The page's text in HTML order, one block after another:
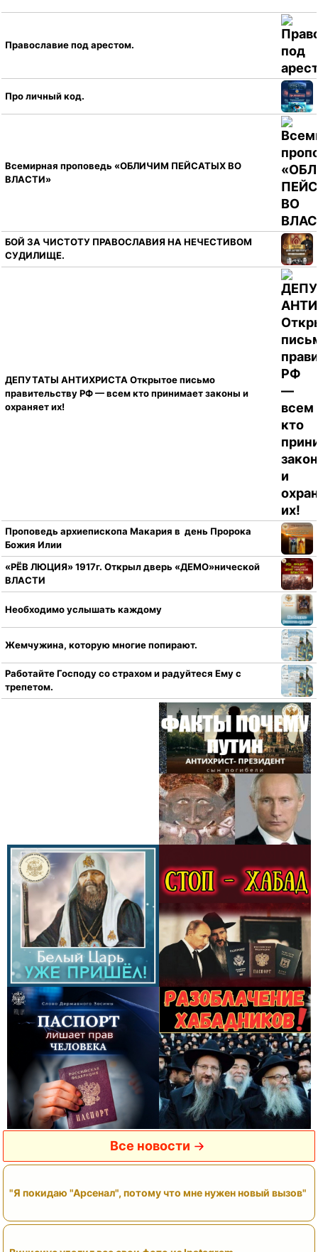
Православие под арестом.
Про личный код.
Всемирная проповедь «ОБЛИЧИМ ПЕЙСАТЫХ ВО
ВЛАСТИ»
БОЙ ЗА ЧИСТОТУ ПРАВОСЛАВИЯ НА НЕЧЕСТИВОМ
СУДИЛИЩЕ.
ДЕПУТАТЫ АНТИХРИСТА Открытое письмо
правительству РФ — всем кто принимает законы и
охраняет их!
Проповедь архиепископа Макария в день Пророка
Божия Илии
«РЁВ ЛЮЦИЯ» 1917г. Открыл дверь «ДЕМО»нической
ВЛАСТИ
Необходимо услышать каждому
Жемчужина, которую многие попирают.
Работайте Господу со страхом и радуйтеся Ему с
трепетом.
Все новости
"Я покидаю "Арсенал", потому что мне нужен новый вызов"